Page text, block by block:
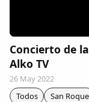
Comunidad
Concierto de
Alko TV
26 May 2022
Todos
San Roque